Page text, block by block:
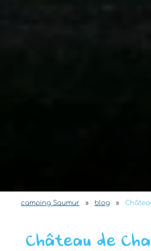
camping Saumur » blog »
Château de